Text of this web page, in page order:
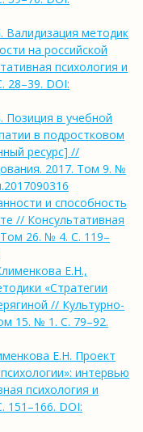
Валидизация методик
на российской
психология и
28–39. DOI:
Позиция в учебной
в подростковом
ресурс] //
2017. Том 9. №
и способность
// Консультативная
Том 26. № 4. С. 119–
Е.Н.,
«Стратегии
// Культурно-
15. № 1. С. 79–92.
Е.Н. Проект
интервью
психология и
151–166. DOI: